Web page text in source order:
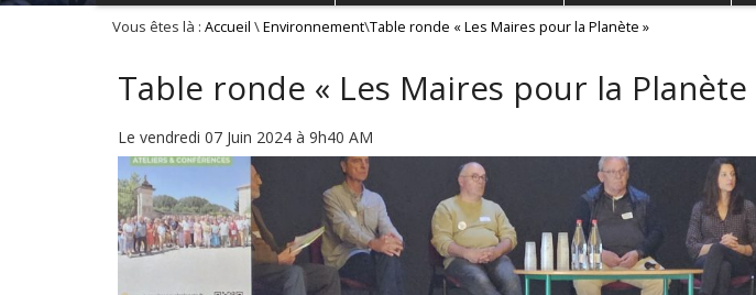
Vous êtes là : Accueil \Environnement\Table ronde « Les Maires pour la Planète »
Table ronde « Les Maires pour la Planète
Le vendredi 07 Juin 2024 à 9h40 AM